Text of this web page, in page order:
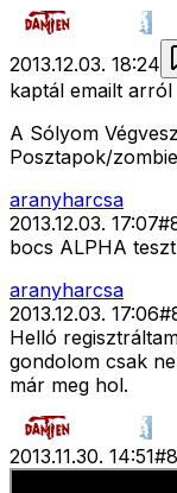
2013.12.03. 18:24
kaptál emailt
A Sólyom
Posztapok/
aranyharcsa
2013.12.03. 17:07#
bocs ALPHA
aranyharcsa
2013.12.03. 17:06#
Helló
gondolom csak
már meg hol.
2013.11.30. 14:51#